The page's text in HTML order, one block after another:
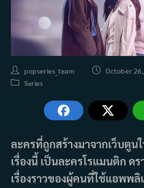
Post
author:
popseries_team
PostOctober
PostSeries
ละครที่ถูกสร้างมาจากเว็บตูน
เรื่องนี้ เป็นละครโรแมนติก ด
เรื่องราวของผู้คนที่ใช้แอพพลิ